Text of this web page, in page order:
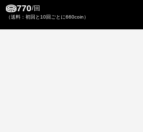
770/回
（送料：初回と10回ごとに660coin）
開催中のくじ一覧
よくある質問